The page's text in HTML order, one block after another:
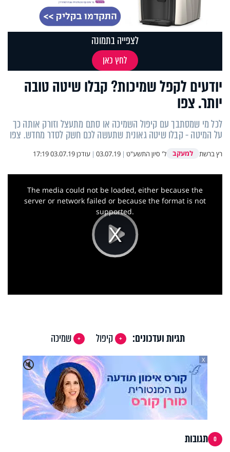
יודעים לקפל שמיכות? קבלו שיטה טובה
יותר. צפו
לכל מי שמסתבך עם קיפול השמיכה או סתם מתעצל וזורק אותה כך
על המיטה - קבלו שיטה גאונית שתעשה לכם חשק לסדר מחדש. צפו
רץ ברשת למעקב ל' סיון התשע"ט |
03.07.19
| עודכן03.07.19 17:19
לצפייה בתמונה
לחץ כאן
Play
The media could not be loaded, either because the
server or network failed or because the format is not
supported.
תגיות ועדכונים: קיפול
שמיכה
🔇
X
0 תגובות